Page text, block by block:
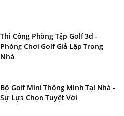
Thi Công Phòng Tập Golf 3d -
Phòng Chơi Golf Giả Lập Trong
Nhà
Bộ Golf Mini Thông Minh Tại Nhà -
Sự Lựa Chọn Tuyệt Vời